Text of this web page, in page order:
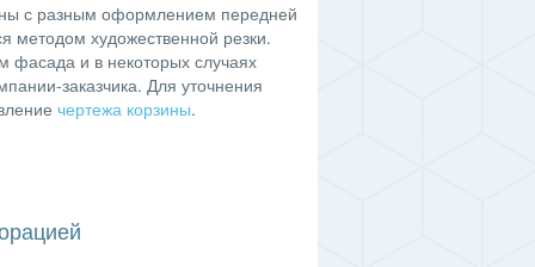
с разным оформлением передней
методом художественной резки.
фасада и в некоторых случаях
заказчика. Для уточнения
чертежа корзины.